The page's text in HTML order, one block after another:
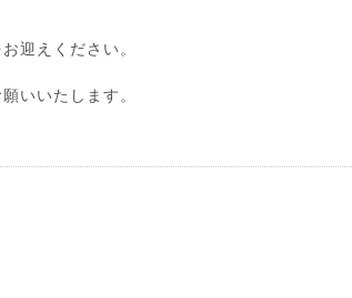
迎えください。
いいたします。